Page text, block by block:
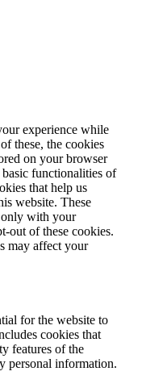
experience while
these, the cookies
on your browser
functionalities of
that help us
website. These
with your
out of these cookies.
may affect your
for the website to
cookies that
features of the
personal information.